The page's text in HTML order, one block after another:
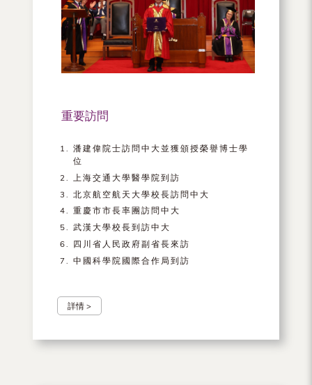
重要訪問
潘建偉院士訪問中大並獲頒授榮譽博士學
位
上海交通大學醫學院到訪
北京航空航天大學校長訪問中大
重慶市市長率團訪問中大
武漢大學校長到訪中大
四川省人民政府副省長來訪
中國科學院國際合作局到訪
詳情 >